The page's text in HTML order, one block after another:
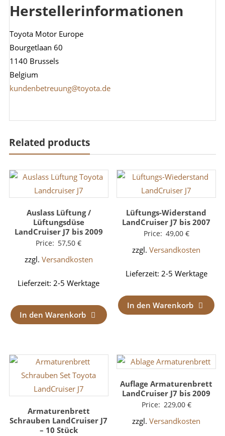
Herstellerinformationen
Toyota Motor Europe
Bourgetlaan 60
1140 Brussels
Belgium
kundenbetreuung@toyota.de
Related products
Auslass Lüftung /
Lüftungsdüse
LandCruiser J7 bis 2009
Price: 57,50€
zzgl. Versandkosten
Lieferzeit:2-5 Werktage
In den Warenkorb
Lüftungs-Widerstand
LandCruiser J7 bis 2007
Price: 49,00 €
zzgl.Versandkosten
Lieferzeit: 2-5 Werktage
In den Warenkorb
Armaturenbrett
Schrauben LandCruiser J7
– 10 Stück
Auflage Armaturenbrett
LandCruiser J7 bis 2009
Price: 229,00 €
zzgl.Versandkosten